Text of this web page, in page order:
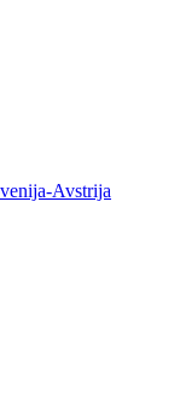
Avstrija